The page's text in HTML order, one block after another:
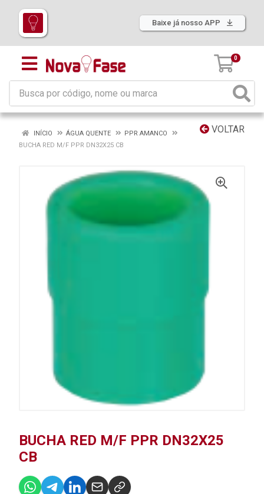
Baixe já nosso APP
0
VOLTAR
INÍCIO ÁGUA QUENTE
PPR AMANCO
BUCHA RED M/F PPR DN32X25 CB
BUCHA RED M/F PPR DN32X25
CB